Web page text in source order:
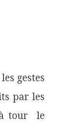
gestes
par les
à tour le